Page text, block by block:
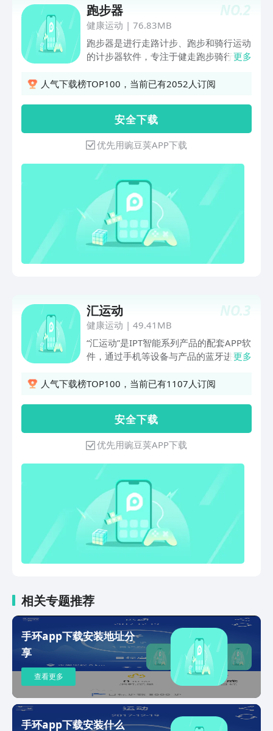
趣味玩法及一站式数据平台，同步智能设
备数据，全方位满足运动需求。 Keep会
员到期前24小时由应用宝自动代扣续
费，包月/季/年分别延期31/92/366 天，
取消需提前 48小时在“我的-会员”操作
NO.2
跑步器
健康运动 | 76.83MB
跑步器是进行走路计步、跑步和骑行运动
的计步器软件，专注于健走跑步骑行记录
率，改善健康状态。功能：计步器：支持
监测并记录行走步数、运动轨迹、配速、
里程与卡路里等详细数据。数据分析：详
细完整的记步器步数记录和运动健康数据
统计，结合身体健康信息变化，给出专业
的运动效益分析。健身指南：专业的运
动、健身、健康攻略，详细的图文介绍，
减肥食谱推荐，帮你养成优秀生活习惯！
更多
人气下载榜TOP100，当前已有2052人订阅
安 全 下 载
优先用豌豆荚APP下载
NO.3
汇运动
健康运动 | 49.41MB
“汇运动”是IPT智能系列产品的配套APP软
件，通过手机等设备与产品的蓝牙进行连
重等，计算出各项运动消耗的卡路里，同
间、微博等社交平台进行展示、分享，真
正让运动变得可视、可管理、智能化、个
性化、更有趣！
更多
人气下载榜TOP100，当前已有1107人订阅
安 全 下 载
优先用豌豆荚APP下载
相关专题推荐
手环app下载安装地址分
享
查看更多
手环app下载安装什么